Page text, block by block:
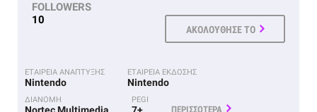
FOLLOWERS
10
ΑΚΟΛΟΥΘΗΣΕ ΤΟ
ΕΤΑΙΡΕΙΑ ΑΝΑΠΤΥΞΗΣ
Nintendo
ΕΤΑΙΡΕΙΑ ΕΚΔΟΣΗΣ
Nintendo
ΔΙΑΝΟΜΗ PEGI
ΠΕΡΙΣΣΟΤΕΡΑ